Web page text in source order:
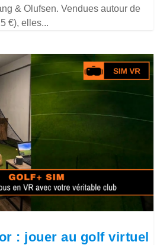
& Olufsen. Vendues autour de
€), elles...
: jouer au golf virtuel